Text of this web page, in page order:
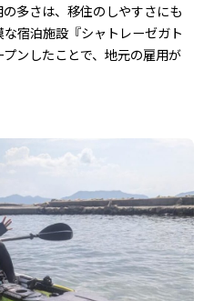
多さは、移住のしやすさにも
宿泊施設『シャトレーゼガト
ンしたことで、地元の雇用が